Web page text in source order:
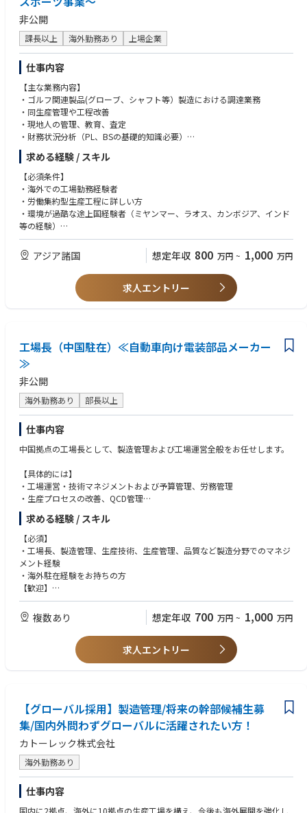
非公開
課長以上 海外勤務あり 上場企業
仕事内容
【主な業務内容】
・ゴルフ関連製品(グローブ、シャフト等）製造における調達業務
・同生産管理や工程改善
・現地人の管理、教育、査定
・財務状況分析（PL、BSの基礎的知識必要）
・設備投資計画作成
【工場特徴】
同社工場ではゴルフ用のシャフトを中心に生産している拠点です。現地職
人1,300人程は、シャフト製造で携わっており組織リーダーをコントロー
ルしながら工場全体のマネジメントに努めます。工場長の指示のもと現場
求める経験 / スキル
【必須条件】
・海外での工場勤務経験者
・労働集約型生産工程に詳しい方
・環境が過酷な途上国経験者（ミヤンマー、ラオス、カンボジア、インド
等の経験）
【歓迎条件】
・米国販社とのコミュニケーションが必要であり米国人との仕事経験（メ
ールベースで英語のコミュニケーションが可能な方）
・縫製業の経験者
・ISO9001/14001、労働安全衛生法、リーンプロダクション等の工場管理
アジア諸国 想定年収 800 万円 ~ 1,000 万円
求人エントリー
工場長（中国駐在）≪自動車向け電装部品メーカー
≫
非公開
海外勤務あり 部長以上
仕事内容
中国拠点の工場長として、製造管理および工場運営全般をお任せします。
【具体的には】
・工場運営・技術マネジメントおよび予算管理、労務管理
・生産プロセスの改善、QCD管理
・現地社員の技術指導、マネジメント 等
※ご経験に応じて入社後本社にて研修を行い、現地へ駐在いただく予定で
す。
※1年程度を予定しておりますがご経験によって変更があります。
【中国工場について】
同社主力事業であるワイヤーハーネス製品等の製造工場になります。
ポジションです。
アジアを中心とする海外拠点には現在10数名の方が駐在員として活躍して
※入社後、数か月程度は国内拠点（愛知または三重）にて研修を行う予定
求める経験 / スキル
【必須】
・工場長、製造管理、生産技術、生産管理、品質など製造分野でのマネジ
メント経験
・海外駐在経験をお持ちの方
【歓迎】
・自動車業界経験
・中国語でのコミュニケーションスキル
・長期的に海外で活躍したいと考えている方
複数あり 想定年収 700 万円 ~ 1,000 万円
求人エントリー
【グローバル採用】製造管理/将来の幹部候補生募
集/国内外問わずグローバルに活躍されたい方！
カトーレック株式会社
海外勤務あり
仕事内容